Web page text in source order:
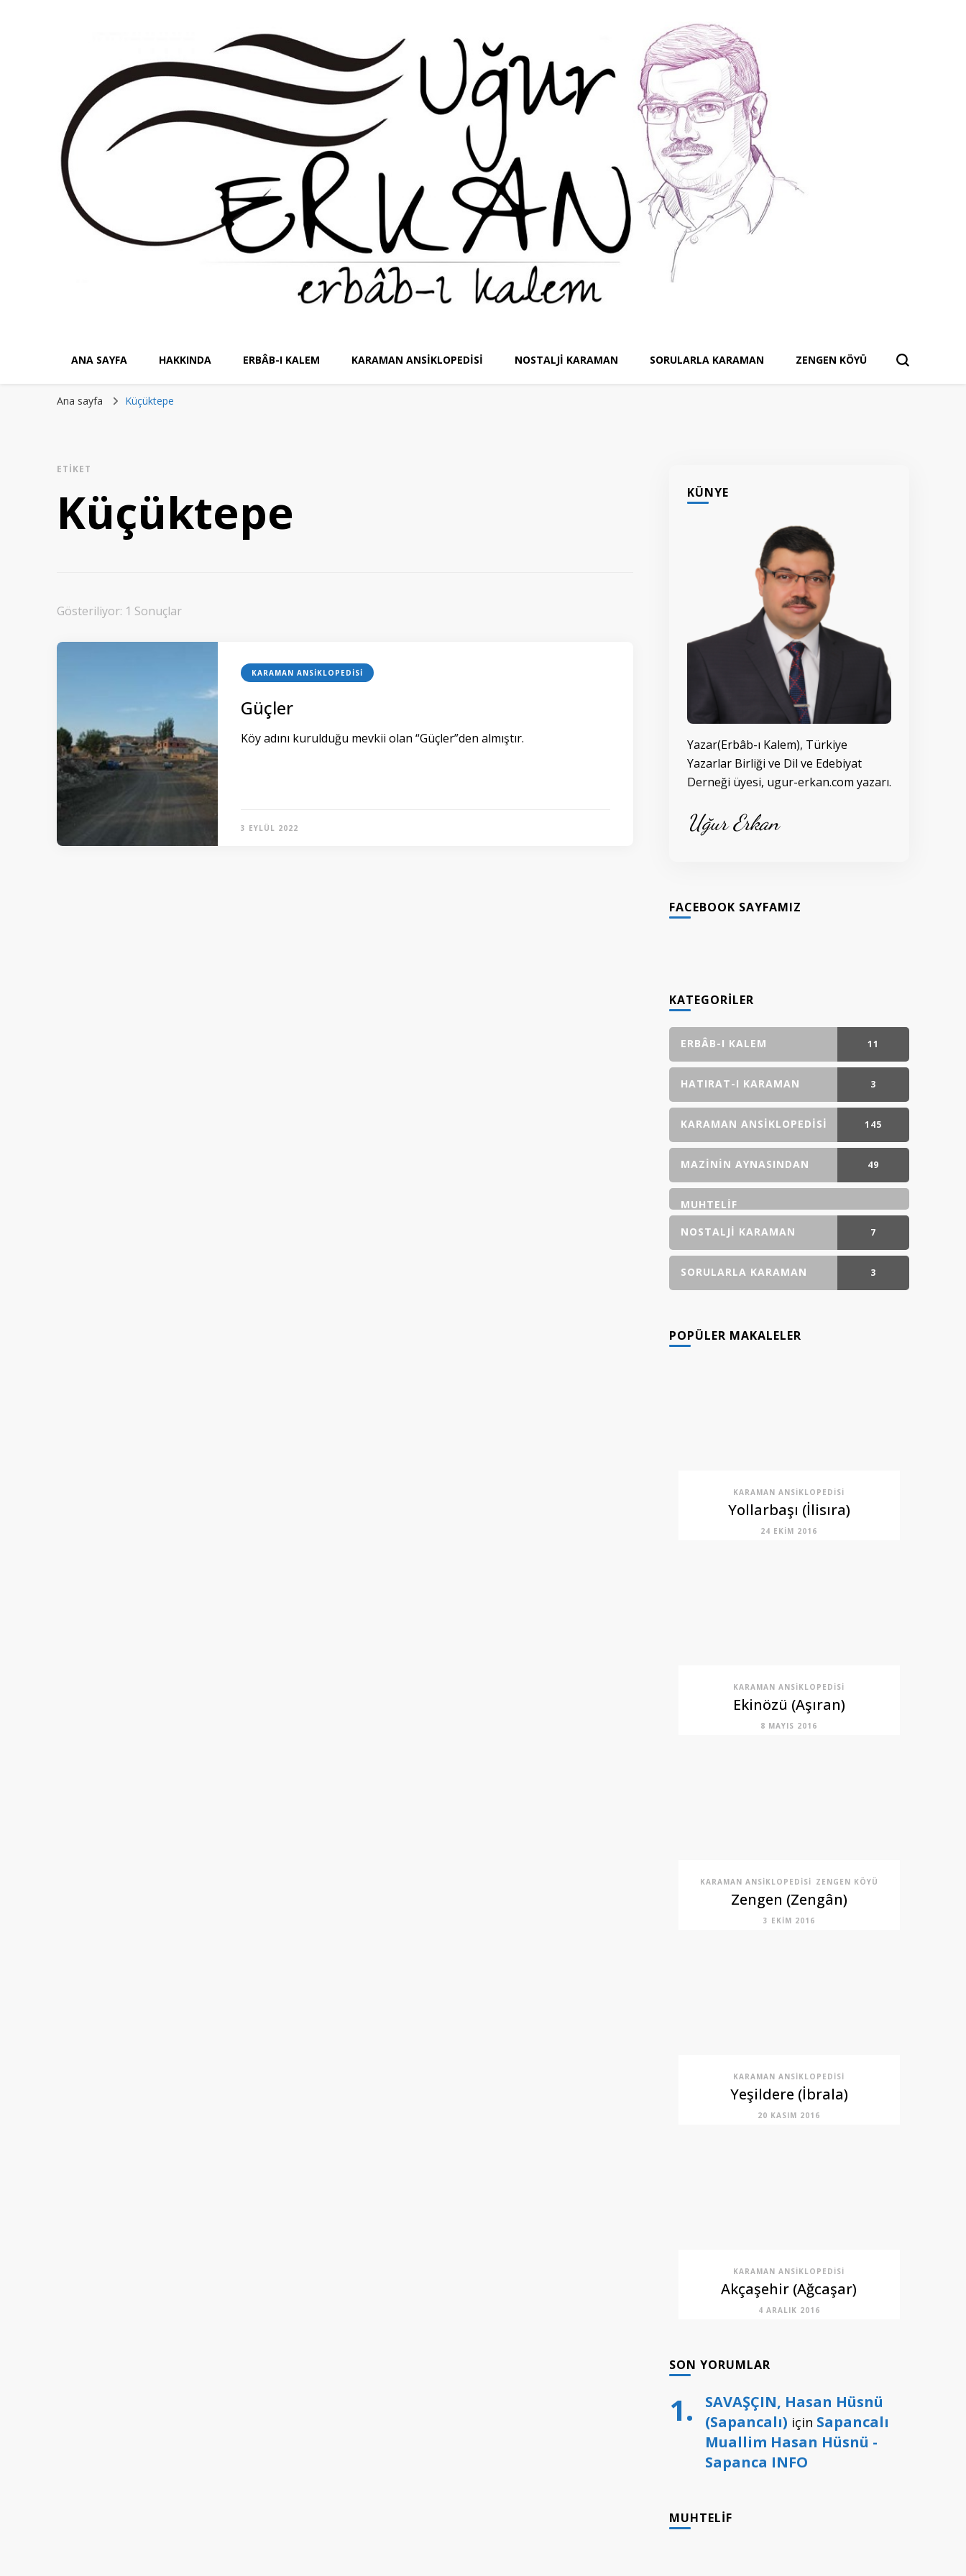
ANA SAYFA HAKKINDA ERBÂB-I KALEM KARAMAN ANSIKLOPEDISI NOSTALJI KARAMAN SORULARLA KARAMAN ZENGEN KÖYÜ
Ana sayfa Küçüktepe
ETIKET
Küçüktepe
Gösteriliyor: 1 Sonuçlar
KARAMAN ANSIKLOPEDISI
Güçler
Köy adını kurulduğu mevkii olan “Güçler”den almıştır.
3 EYLÜL 2022
KÜNYE
Yazar(Erbâb-ı Kalem), Türkiye
Yazarlar Birliği ve Dil ve Edebiyat
Derneği üyesi, ugur-erkan.com yazarı.
Uğur Erkan
FACEBOOK SAYFAMIZ
KATEGORILER
ERBÂB-I KALEM 11
GÖNDERI(LER)
HATIRAT-I KARAMAN 3
GÖNDERI(LER)
KARAMAN ANSIKLOPEDISI 145
GÖNDERI(LER)
MAZININ AYNASINDAN 49
MUHTELIF
NOSTALJI KARAMAN
7
GÖNDERI(LER)
SORULARLA KARAMAN 3
POPÜLER MAKALELER
KARAMAN ANSIKLOPEDISI
Yollarbaşı (İlisıra)
24 EKIM 2016
KARAMAN ANSIKLOPEDISI
Ekinözü (Aşıran)
8 MAYIS 2016
KARAMAN ANSIKLOPEDISI ZENGEN KÖYÜ
Zengen (Zengân)
3 EKIM 2016
KARAMAN ANSIKLOPEDISI
Yeşildere (İbrala)
20 KASIM 2016
KARAMAN ANSIKLOPEDISI
Akçaşehir (Ağcaşar)
4 ARALIK 2016
SON YORUMLAR
SAVAŞÇIN, Hasan Hüsnü
(Sapancalı) için Sapancalı
Muallim Hasan Hüsnü -
Sapanca INFO
MUHTELIF